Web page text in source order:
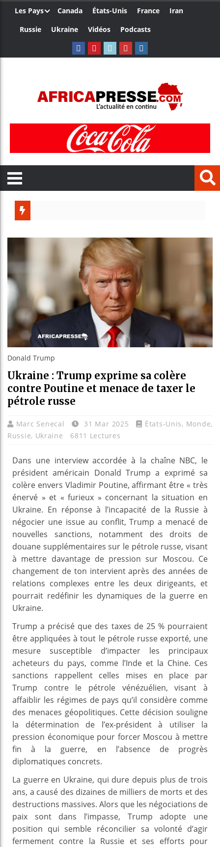
Les Pays Canada États-Unis France
Iran
Russie
Ukraine Vidéos Podcasts
Côte
Ceuta :
Donald Trump
Ukraine : Trump exprime sa colère
contre Poutine et menace de taxer le
pétrole russe
Marc Senecal 31 Mar 2025 États-Unis, Monde,
Russie, Ukraine 6811 Lectures
Dans une interview accordée à la chaîne NBC, le
président américain Donald Trump a exprimé sa
colère envers Vladimir Poutine, affirmant être « très
énervé » et « furieux » concernant la situation en
Ukraine. En réponse à l’incapacité de la Russie à
négocier une issue au conflit, Trump a menacé de
nouvelles sanctions, notamment des droits de
douane supplémentaires sur le pétrole russe, visant
à mettre davantage de pression sur Moscou. Ce
changement de ton intervient après des années de
relations complexes entre les deux dirigeants, et
pourrait redéfinir les dynamiques de la guerre en
Ukraine.
Trump a précisé que des taxes de 25 % pourraient
être appliquées à tout le pétrole russe exporté, une
mesure susceptible d’impacter les principaux
acheteurs du pays, comme l’Inde et la Chine. Ces
sanctions rappellent celles mises en place par
Trump contre le pétrole vénézuélien, visant à
affaiblir les régimes de pays qu’il considère comme
des menaces géopolitiques. Cette décision souligne
la détermination de l’ex-président à utiliser la
pression économique pour forcer Moscou à mettre
fin à la guerre, en l’absence de progrès
diplomatiques concrets.
La guerre en Ukraine, qui dure depuis plus de trois
ans, a causé des dizaines de milliers de morts et des
destructions massives. Alors que les négociations de
paix sont dans l’impasse, Trump adopte une
position qui semble réconcilier sa volonté d’agir
fermement contre la Russie et ses efforts pour